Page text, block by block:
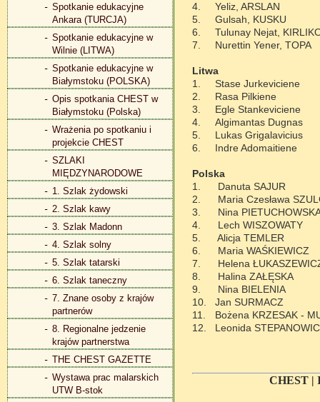
Spotkanie edukacyjne
Ankara (TURCJA)
Spotkanie edukacyjne w
Wilnie (LITWA)
Spotkanie edukacyjne w
Białymstoku (POLSKA)
Opis spotkania CHEST w
Białymstoku (Polska)
Wrażenia po spotkaniu i
projekcie CHEST
SZLAKI
MIĘDZYNARODOWE
1. Szlak żydowski
2. Szlak kawy
3. Szlak Madonn
4. Szlak solny
5. Szlak tatarski
6. Szlak taneczny
7. Znane osoby z krajów
partnerów
8. Regionalne jedzenie
krajów partnerstwa
THE CHEST GAZETTE
Wystawa prac malarskich
UTW B-stok
4.
Yeliz, ARSLAN
5.
Gulsah, KUSKU
6.
Tulunay Nejat,
7.
Nurettin Yener, TOPA
Litwa
1.
Stase Jurkeviciene
2.
Rasa Pilkiene
3.
Egle Stankeviciene
4.
Algimantas Dugnas
5.
Lukas Grigalavicius
6.
Indre Adomaitiene
Polska
1.
Danuta SAJUR
2.
Maria Czesława
3.
Nina
4.
Lech WISZOWATY
5.
Alicja TEMLER
6.
Maria WAŚKIEWICZ
7.
Helena
8.
Halina ZAŁĘSKA
9.
Nina BIELENIA
10.
Jan SURMACZ
11.
Bożena KRZESAK -
12.
Leonida
CHEST |